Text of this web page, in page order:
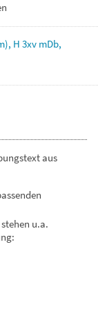
H 3xv mDb,
aus
u.a.